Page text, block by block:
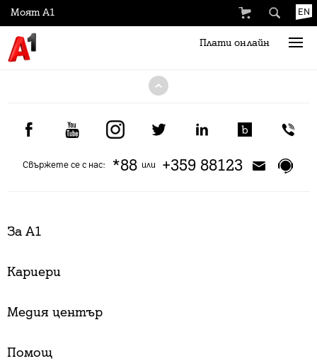
EN
Плати онлайн
Моят А1
Свържете се с нас: *88или +359 88123
За А1
Кариери
Медия център
Помощ